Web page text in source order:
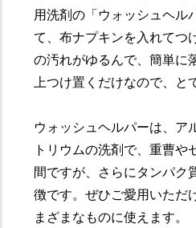
用洗剤の「ウォッシュヘル
て、布ナプキンを入れてつ
の汚れがゆるんで、簡単に
上つけ置くだけなので、と
ウォッシュヘルパーは、ア
トリウムの洗剤で、重曹や
間ですが、さらにタンパク
徴です。ぜひご愛用いただ
まざまなものに使えます。